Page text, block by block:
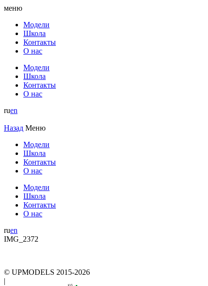
меню
Модели
Школа
Контакты
О нас
Модели
Школа
Контакты
О нас
ruen
Назад Меню
Модели
Школа
Контакты
О нас
Модели
Школа
Контакты
О нас
ruen
IMG_2372
© UPMODELS 2015-2026
|